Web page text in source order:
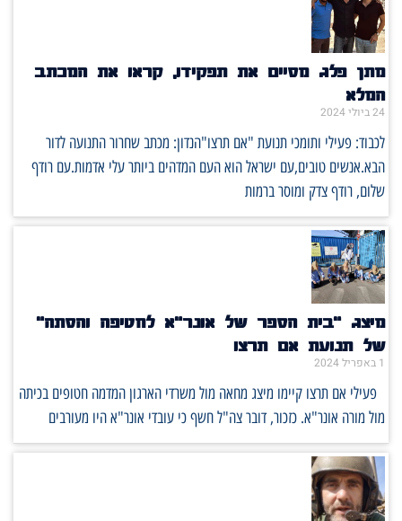
מתן פלג מסיים את תפקידו, קראו את המכתב
המלא
24 ביולי 2024
לכבוד: פעילי ותומכי תנועת "אם תרצו"הנדון: מכתב שחרור התנועה לדור
הבא.אנשים טובים,עם ישראל הוא העם המדהים ביותר עלי אדמות.עם רודף
שלום, רודף צדק ומוסר ברמות
מיצג "בית הספר של אונר"א לחטיפה והסתה"
של תנועת אם תרצו
1 באפריל 2024
פעילי אם תרצו קיימו מיצג מחאה מול משרדי הארגון המדמה חטופים בכיתה
מול מורה אונר"א. כזכור, דובר צה"ל חשף כי עובדי אונר"א היו מעורבים